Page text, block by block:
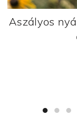
Aszályos